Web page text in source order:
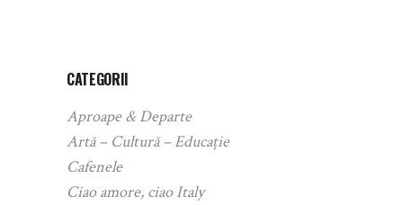
CATEGORII
Aproape & Departe
Artă – Cultură – Educație
Cafenele
Ciao amore, ciao Italy